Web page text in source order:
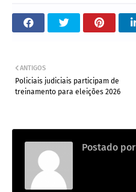
ANTIGOS
Policiais judiciais participam de
treinamento para eleições 2026
Postado por